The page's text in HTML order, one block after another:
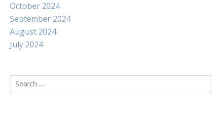
October 2024
September 2024
August 2024
July 2024
Search
for: